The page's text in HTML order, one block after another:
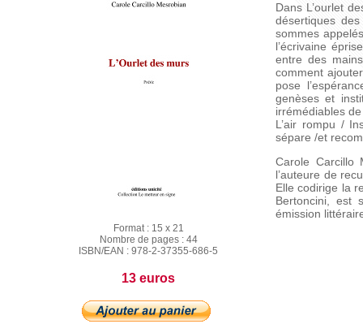
Format : 15 x 21
Nombre de pages : 44
ISBN/EAN : 978-2-37355-686-5
13 euros
Dans L’ourlet
désertiques
sommes
l’écrivaine
entre des
comment
pose
genèses et
irrémédiables
L’air rompu /
sépare /et
Carole Carcillo
l’auteure de
Elle codirige la
Bertoncini, est
émission